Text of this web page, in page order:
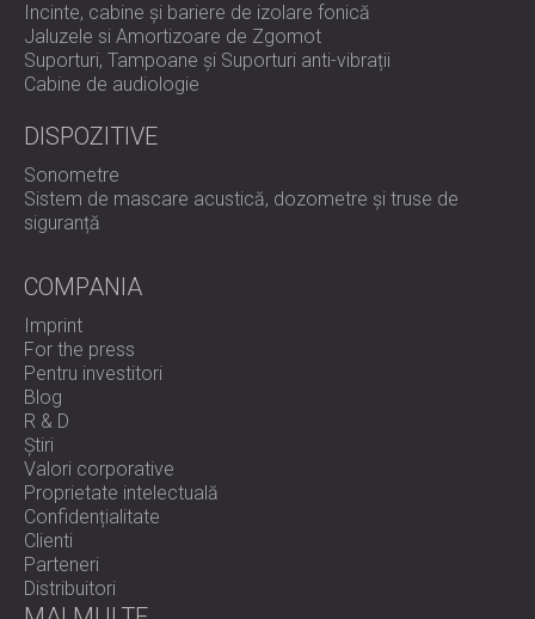
Incinte, cabine și bariere de izolare fonică
Jaluzele si Amortizoare de Zgomot
Suporturi, Tampoane și Suporturi anti-vibrații
Cabine de audiologie
DISPOZITIVE
Sonometre
Sistem de mascare acustică, dozometre și truse de
siguranță
COMPANIA
Imprint
For the press
Pentru investitori
Blog
R & D
Știri
Valori corporative
Proprietate intelectuală
Confidențialitate
Clienti
Parteneri
Distribuitori